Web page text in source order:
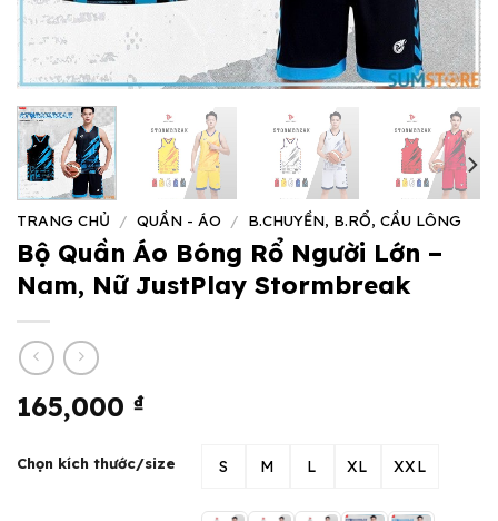
TRANG CHỦ / QUẦN - ÁO / B.CHUYỀN, B.RỔ, CẦU LÔNG
Bộ Quần Áo Bóng Rổ Người Lớn –
Nam, Nữ JustPlay Stormbreak
165,000 ₫
Chọn kích thước/size S M L XL XXL